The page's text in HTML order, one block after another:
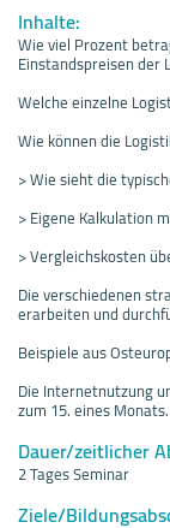
Inhalte:
Wie viel Prozent
Einstandspreisen der
Welche einzelne
Wie können die
> Wie sieht die
> Eigene Kalkulation
> Vergleichskosten
Die verschiedenen
erarbeiten und
Beispiele aus
Die Internetnutzung
zum 15. eines Monats.
Dauer/zeitlicher
2 Tages Seminar
Ziele/